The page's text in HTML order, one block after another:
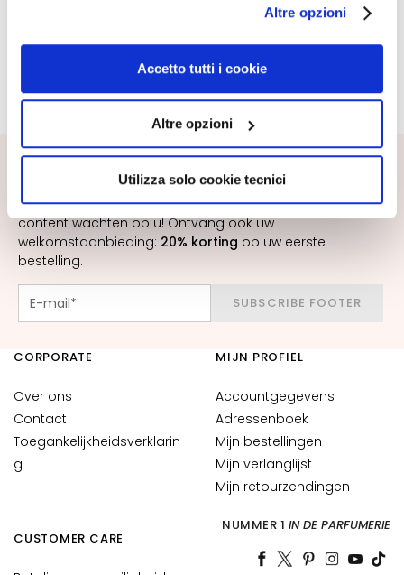
l’informativa cookie completa e l’informativa privacy
disponibiliqui. Le ricordiamo che, qualora clicchi su
“Utilizza solo i cookie necessari”, non sarà installato
quelli tecnici. Cliccando su “Accetto tutti i cookie”,
presterà il consenso all’installazione di tutti i cookie
utilizzati dal sito. Cliccando su “Altre opzioni”, potrà
scegliere, in modo più granulare, quali cookie
Altre opzioni
Accetto tutti i cookie
Altre opzioni
Utilizza solo cookie tecnici
i
i
r
M
a
s
k
e
r
e
e
x
f
r
SCHRIJF U IN VOOR DE NIEUWSBRIEF
Nieuwe producten, speciale aanbiedingen en exclusieve
content wachten op u! Ontvang ook uw
welkomstaanbieding: 20% korting op uw eerste
bestelling.
SUBSCRIBE FOOTER
CORPORATE
Over ons
Contact
Toegankelijkheidsverklarin
g
CUSTOMER CARE
MIJN PROFIEL
Accountgegevens
Adressenboek
Mijn bestellingen
Mijn verlanglijst
Mijn retourzendingen
NUMMER 1 IN DE PARFUMERIE